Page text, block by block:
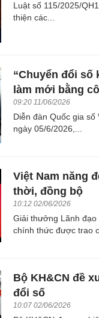
Luật số 115/2025/
thiện các...
“Chuyển đổi số
làm mới bằng
09:20 11/06/2026
Diễn đàn Quốc gia
ngày 05/6/2026,...
Việt Nam năng
thời, đồng bộ
10:12 02/06/2026
Giải thưởng Lãnh đạo
chính thức được trao
Bộ KH&CN đề
đổi số
10:07 02/06/2026